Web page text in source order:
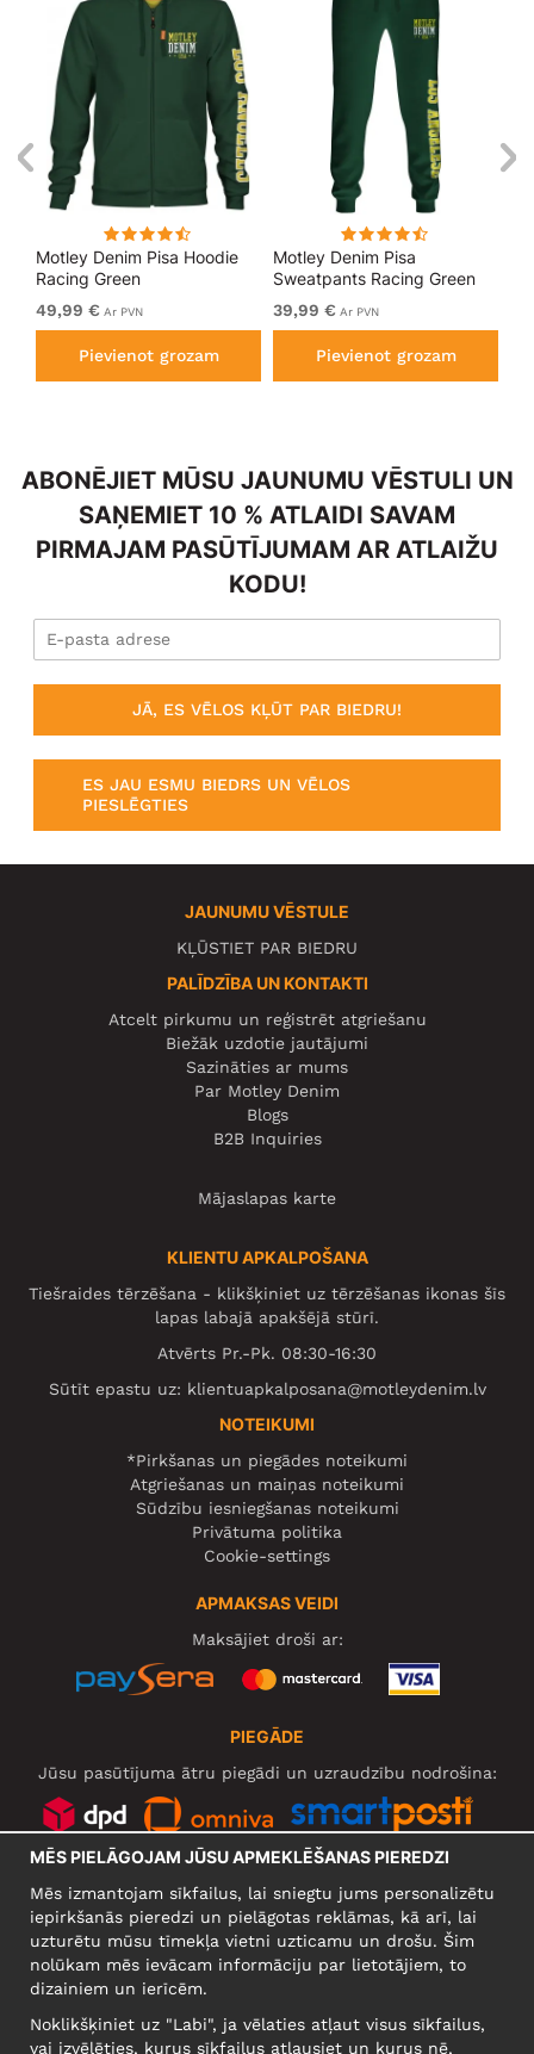
Motley Denim Pisa Hoodie
Racing Green
49,99 € Ar PVN
Pievienot grozam
Motley Denim Pisa
Sweatpants Racing Green
39,99 € Ar PVN
Pievienot grozam
ABONĒJIET MŪSU JAUNUMU VĒSTULI UN
SAŅEMIET 10 % ATLAIDI SAVAM
PIRMAJAM PASŪTĪJUMAM AR ATLAIŽU
KODU!
JĀ, ES VĒLOS KĻŪT PAR BIEDRU!
ES JAU ESMU BIEDRS UN VĒLOS
PIESLĒGTIES
JAUNUMU VĒSTULE
KĻŪSTIET PAR BIEDRU
PALĪDZĪBA UN KONTAKTI
Atcelt pirkumu un reģistrēt atgriešanu
Biežāk uzdotie jautājumi
Sazināties ar mums
Par Motley Denim
Blogs
B2B Inquiries
Mājaslapas karte
KLIENTU APKALPOŠANA
Tiešraides tērzēšana - klikšķiniet uz tērzēšanas ikonas šīs
lapas labajā apakšējā stūrī.
Atvērts Pr.-Pk. 08:30-16:30
Sūtīt epastu uz: klientuapkalposana@motleydenim.lv
NOTEIKUMI
*Pirkšanas un piegādes noteikumi
Atgriešanas un maiņas noteikumi
Sūdzību iesniegšanas noteikumi
Privātuma politika
Cookie-settings
APMAKSAS VEIDI
Maksājiet droši ar:
PIEGĀDE
Jūsu pasūtījuma ātru piegādi un uzraudzību nodrošina:
UZŅĒMUMS
Narva mnt 5, EE-10117 Tallinn
MĒS PIELĀGOJAM JŪSU APMEKLĒŠANAS PIEREDZI
Mēs izmantojam sīkfailus, lai sniegtu jums personalizētu
iepirkšanās pieredzi un pielāgotas reklāmas, kā arī, lai
uzturētu mūsu tīmekļa vietni uzticamu un drošu. Šim
nolūkam mēs ievācam informāciju par lietotājiem, to
dizainiem un ierīcēm.
Noklikšķiniet uz "Labi", ja vēlaties atļaut visus sīkfailus,
vai izvēlēties, kurus sīkfailus atļausiet un kurus nē,